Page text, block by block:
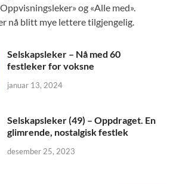
og «Alle med».
nå blitt mye lettere tilgjengelig.
Selskapsleker – Nå med 60
festleker for voksne
januar 13, 2024
Selskapsleker (49) – Oppdraget. En
glimrende, nostalgisk festlek
desember 25, 2023